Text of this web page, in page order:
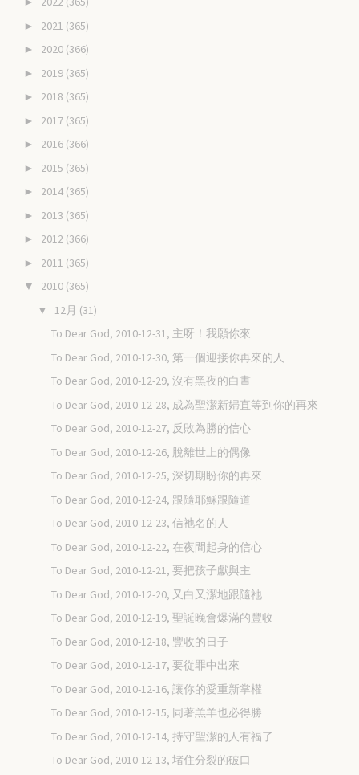
► 2021 (365)
► 2020 (366)
► 2019 (365)
► 2018 (365)
► 2017 (365)
► 2016 (366)
► 2015 (365)
► 2014 (365)
► 2013 (365)
► 2012 (366)
► 2011 (365)
▼ 2010 (365)
▼ 12月 (31)
To Dear God, 2010-12-31, 主呀！我願你來
To Dear God, 2010-12-30, 第一個迎接你再來的人
To Dear God, 2010-12-29, 沒有黑夜的白晝
To Dear God, 2010-12-28, 成為聖潔新婦直等到你的再來
To Dear God, 2010-12-27, 反敗為勝的信心
To Dear God, 2010-12-26, 脫離世上的偶像
To Dear God, 2010-12-25, 深切期盼你的再來
To Dear God, 2010-12-24, 跟隨耶穌跟隨道
To Dear God, 2010-12-23, 信祂名的人
To Dear God, 2010-12-22, 在夜間起身的信心
To Dear God, 2010-12-21, 要把孩子獻與主
To Dear God, 2010-12-20, 又白又潔地跟隨祂
To Dear God, 2010-12-19, 聖誕晚會爆滿的豐收
To Dear God, 2010-12-18, 豐收的日子
To Dear God, 2010-12-17, 要從罪中出來
To Dear God, 2010-12-16, 讓你的愛重新掌權
To Dear God, 2010-12-15, 同著羔羊也必得勝
To Dear God, 2010-12-14, 持守聖潔的人有福了
To Dear God, 2010-12-13, 堵住分裂的破口